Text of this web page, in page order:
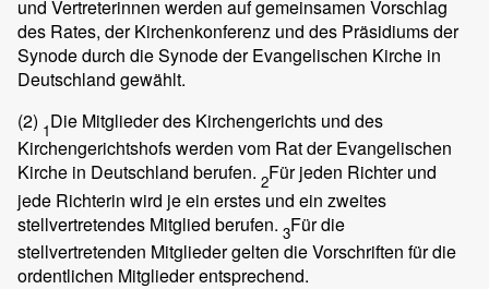
und Vertreterinnen werden auf gemeinsamen Vorschlag
des Rates, der Kirchenkonferenz und des Präsidiums der
Synode durch die Synode der Evangelischen Kirche in
Deutschland gewählt.
(2) 1Die Mitglieder des Kirchengerichts und des
Kirchengerichtshofs werden vom Rat der Evangelischen
Kirche in Deutschland berufen. 2Für jeden Richter und
jede Richterin wird je ein erstes und ein zweites
stellvertretendes Mitglied berufen. 3Für die
stellvertretenden Mitglieder gelten die Vorschriften für die
ordentlichen Mitglieder entsprechend.